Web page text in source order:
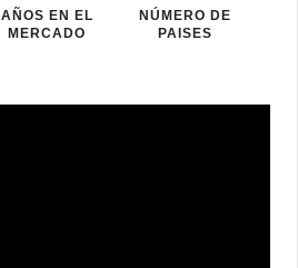
AÑOS EN EL
MERCADO
NÚMERO DE
PAISES